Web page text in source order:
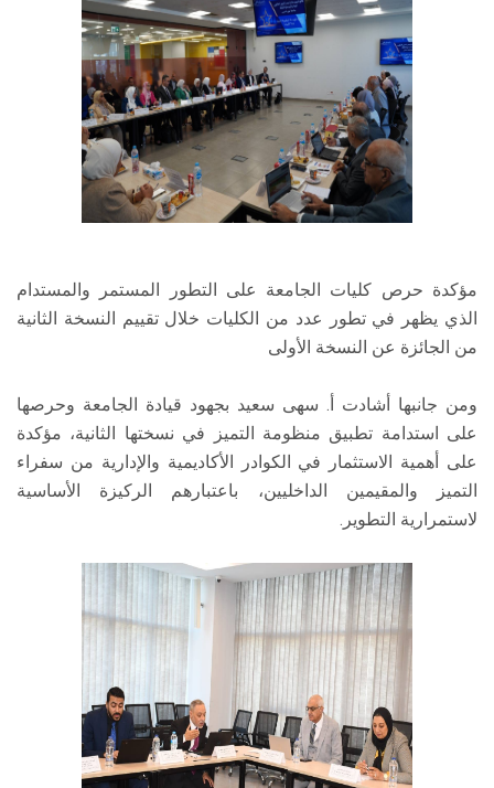
مؤكدة حرص كليات الجامعة على التطور المستمر والمستدام
الذي يظهر في تطور عدد من الكليات خلال تقييم النسخة الثانية
من الجائزة عن النسخة الأولى
ومن جانبها أشادت أ. سهى سعيد بجهود قيادة الجامعة وحرصها
على استدامة تطبيق منظومة التميز في نسختها الثانية، مؤكدة
على أهمية الاستثمار في الكوادر الأكاديمية والإدارية من سفراء
التميز والمقيمين الداخليين، باعتبارهم الركيزة الأساسية
لاستمرارية التطوير.